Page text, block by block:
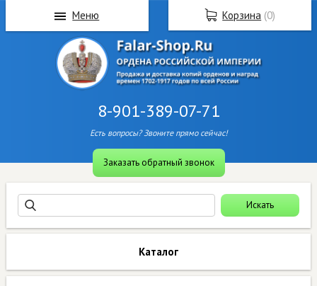
8-901-389-07-71
Есть вопросы? Звоните прямо сейчас!
Заказать обратный звонок
Каталог
Корзина (0)
Меню